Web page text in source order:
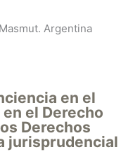
Argentina
en el
el Derecho
Derechos
jurisprudencial